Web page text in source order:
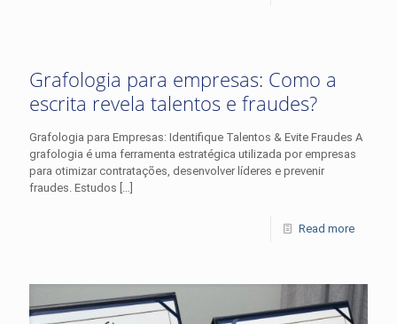
Grafologia para empresas: Como a
escrita revela talentos e fraudes?
Grafologia para Empresas: Identifique Talentos & Evite Fraudes A
grafologia é uma ferramenta estratégica utilizada por empresas
para otimizar contratações, desenvolver líderes e prevenir
fraudes. Estudos […]
Read more